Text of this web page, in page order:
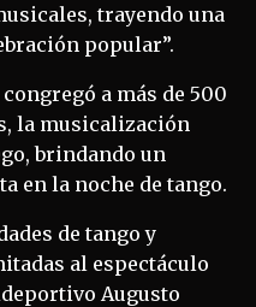
trayendo una
popular”.
a más de 500
la musicalización
brindando un
en la noche de tango.
de tango y
al espectáculo
Augusto